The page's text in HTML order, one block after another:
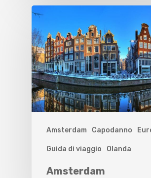
Amsterdam Capodanno
Guida di viaggio Olanda
Amsterdam